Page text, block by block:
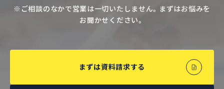
※ご相談のなかで営業は一切いたしません。まずはお悩みを
お聞かせください。
まずは資料請求する